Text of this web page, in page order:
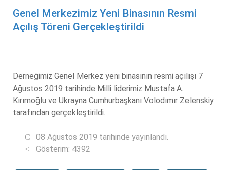
Genel Merkezimiz Yeni Binasının Resmi
Açılış Töreni Gerçekleştirildi
Derneğimiz Genel Merkez yeni binasının resmi açılışı 7
Ağustos 2019 tarihinde Milli liderimiz Mustafa A.
Kırımoğlu ve Ukrayna Cumhurbaşkanı Volodımır Zelenskiy
tarafından gerçekleştirildi.
08 Ağustos 2019 tarihinde yayınlandı.
Gösterim: 4392